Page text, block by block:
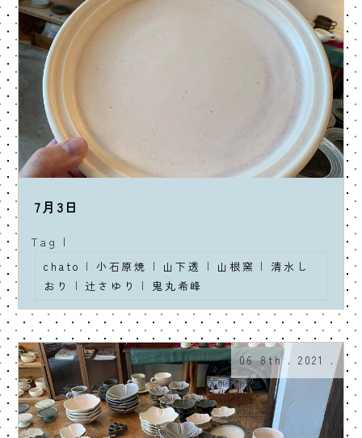
7月3日
Tag |
chato | 小石原焼 | 山下透 | 山根窯 | 清水し
おり
| 辻さゆり | 鬼丸希峰
06 8th . 2021 .